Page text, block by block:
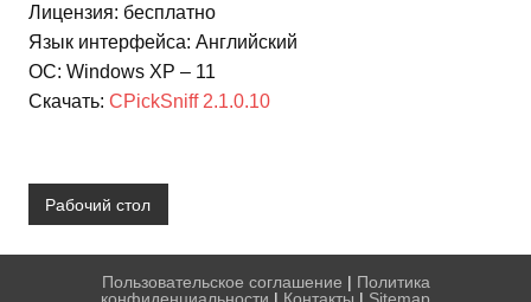
Лицензия: бесплатно
Язык интерфейса: Английский
ОС: Windows XP – 11
Скачать: CPickSniff 2.1.0.10
Рабочий стол
Пользовательское соглашение | Политика